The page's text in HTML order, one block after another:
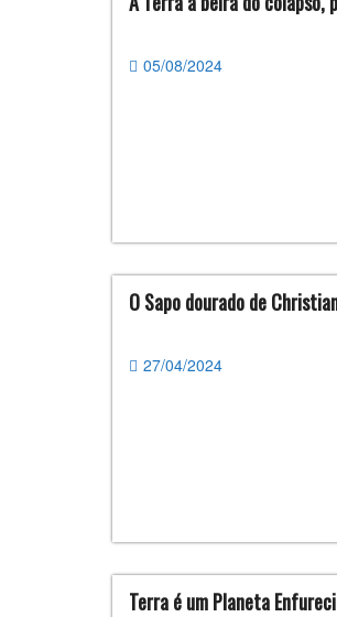
05/08/2024
O Sapo dourado de
27/04/2024
Terra é um Planeta